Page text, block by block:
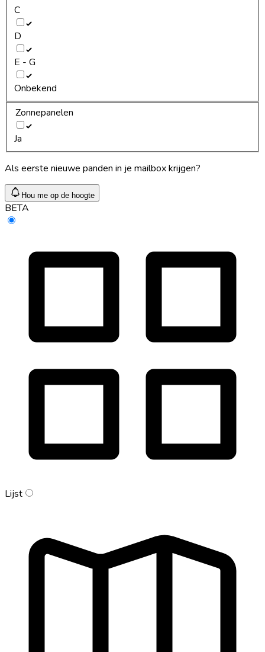
C
D
E - G
Onbekend
Zonnepanelen
Ja
Als eerste nieuwe panden in je mailbox krijgen?
Hou me op de hoogte
BETA
Lijst